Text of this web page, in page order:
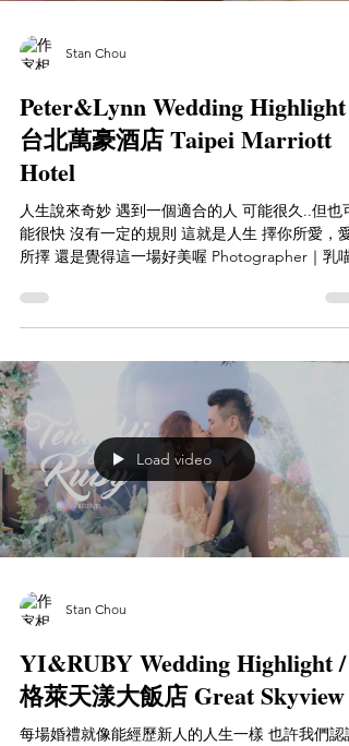
Stan Chou
Peter&Lynn Wedding Highlight /
台北萬豪酒店 Taipei Marriott
Hotel
人生說來奇妙 遇到一個適合的人 可能很久..但也可
能很快 沒有一定的規則 這就是人生 擇你所愛，愛
所擇 還是覺得這一場好美喔 Photographer｜乳喵
Studio 婚禮紀錄 Make...
Load video
Stan Chou
YI&RUBY Wedding Highlight /
格萊天漾大飯店 Great Skyview
每場婚禮就像能經歷新人的人生一樣 也許我們認識